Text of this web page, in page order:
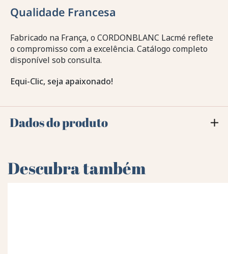
Qualidade Francesa
Fabricado na França, o CORDONBLANC Lacmé reflete
o compromisso com a excelência. Catálogo completo
disponível sob consulta.
Equi-Clic, seja apaixonado!
Dados do produto
Descubra também